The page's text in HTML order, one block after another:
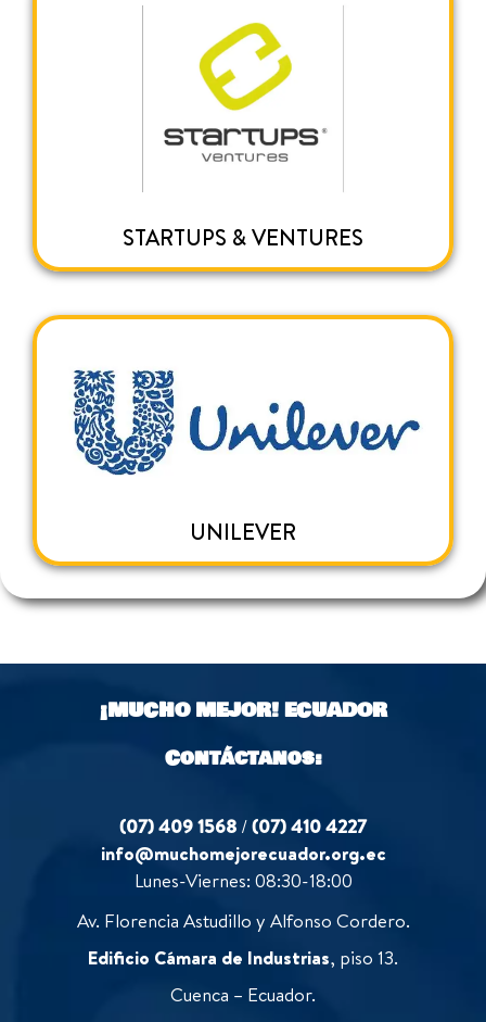
STARTUPS & VENTURES
UNILEVER
¡MUCHO MEJOR!ECUADOR
Contáctanos:
(07) 409 1568 /(07) 410 4227
info@muchomejorecuador.org.ec
Lunes-Viernes: 08:30-18:00
Av. Florencia Astudillo y Alfonso Cordero.
Edificio Cámara de Industrias, piso 13.
Cuenca – Ecuador.